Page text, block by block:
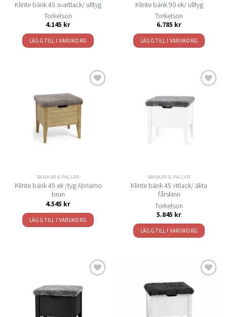
Klinte bänk 45 svartlack/ ulltyg
Torkelson
4.145 kr
LÄGG TILL I VARUKORG
Klinte bänk 90 ek/ ulltyg
Torkelson
6.785 kr
LÄGG TILL I VARUKORG
BÄNKAR & PALLAR
Klinte bänk 45 ek /tyg Abriamo
brun
4.545 kr
LÄGG TILL I VARUKORG
BÄNKAR & PALLAR
Klinte bänk 45 vitlack/ äkta
fårskinn
Torkelson
5.845 kr
LÄGG TILL I VARUKORG